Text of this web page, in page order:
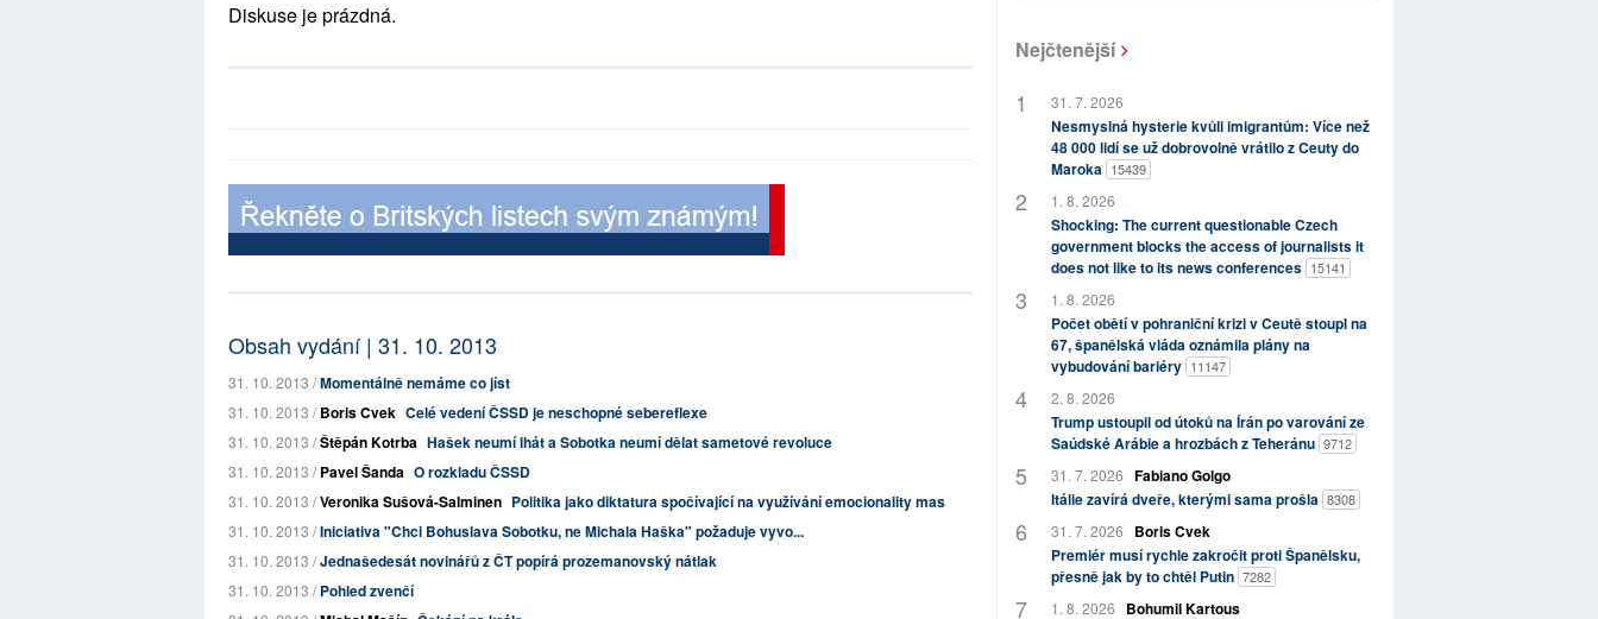
Diskuse je prázdná.
Obsah vydání | 31. 10. 2013
31. 10. 2013 /Momentálně nemáme co jíst
31. 10. 2013 /Boris Cvek Celé vedení ČSSD je neschopné sebereflexe
31. 10. 2013 /Štěpán Kotrba Hašek neumí lhát a Sobotka neumí dělat sametové revoluce
31. 10. 2013 /Pavel Šanda O rozkladu ČSSD
31. 10. 2013 /Veronika Sušová-Salminen Politika jako diktatura spočívající na využívání emocionality mas
31. 10. 2013 /Iniciativa "Chci Bohuslava Sobotku, ne Michala Haška" požaduje vyvo...
31. 10. 2013 /Jednašedesát novinářů z ČT popírá prozemanovský nátlak
31. 10. 2013 /Pohled zvenčí
Nejčtenější
31. 7. 2026
Nesmyslná hysterie kvůli imigrantům: Více než
48 000 lidí se už dobrovolně vrátilo z Ceuty do
Maroka 15439
1. 8. 2026
Shocking: The current questionable Czech
government blocks the access of journalists it
does not like to its news conferences 15141
1. 8. 2026
Počet obětí v pohraniční krizi v Ceutě stoupl na
67, španělská vláda oznámila plány na
vybudování bariéry 11147
2. 8. 2026
Trump ustoupil od útoků na Írán po varování ze
Saúdské Arábie a hrozbách z Teheránu 9712
31. 7. 2026 Fabiano Golgo
Itálie zavírá dveře, kterými sama prošla 8308
31. 7. 2026
Boris Cvek
Premiér musí rychle zakročit proti Španělsku,
přesně jak by to chtěl Putin 7282
1. 8. 2026
Bohumil Kartous